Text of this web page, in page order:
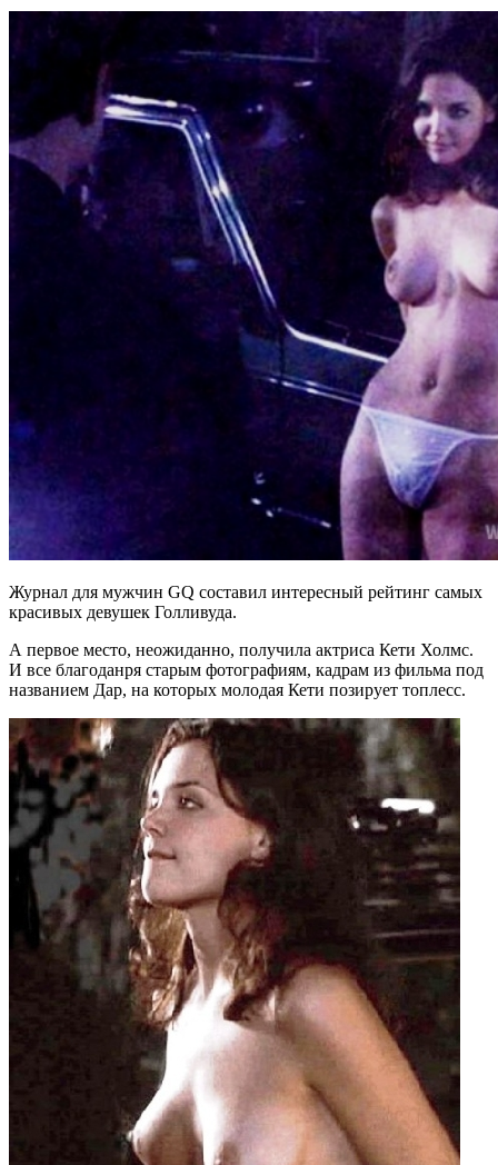
Журнал для мужчин GQ составил интересный рейтинг самых
красивых девушек Голливуда.
А первое место, неожиданно, получила актриса Кети Холмс.
И все благоданря старым фотографиям, кадрам из фильма под
названием Дар, на которых молодая Кети позирует топлесс.